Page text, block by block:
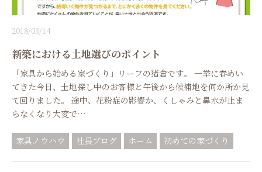
2018/03/14
新築における土地選びのポイント
「家具から始める家づくり」リーフの猪倉です。 一挙に春めい
てきた今日、土地探し中のお客様と午後から候補地を何か所か見
て回りました。 途中、花粉症の影響か、くしゃみと鼻水が止ま
らなくなり大変で…
家具ノウハウ 社長ブログ ホーム 初めての家づくり